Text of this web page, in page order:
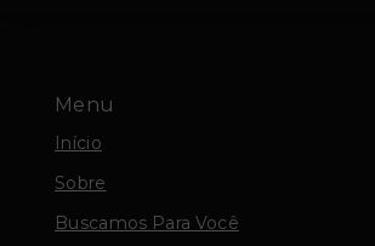
Menu
Início
Sobre
Buscamos Para Você